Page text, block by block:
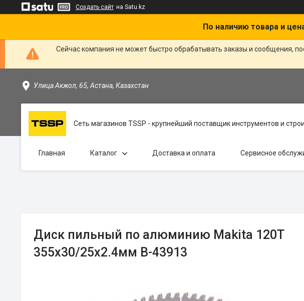
Создать сайт на Satu.kz
По наличию товара и
Сейчас компания не может быстро обрабатывать заказы и сообщения,
Улица Акжол, 65, Астана, Казахстан
Сеть магазинов TSSP - крупнейший поставщик инструментов и
Главная Каталог Доставка и оплата Сервисное
Диск пильный по алюминию Makita 120T
355x30/25x2.4мм B-43913